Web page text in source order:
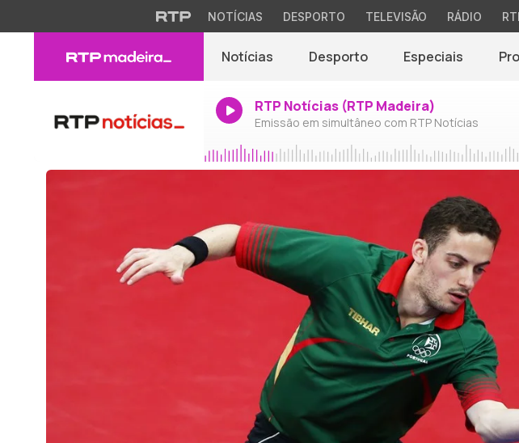
NOTÍCIAS DESPORTO TELEVISÃO RÁDIO
Notícias Desporto Especiais
RTP Notícias (RTP Madeira)
Emissão em simultâneo com RTP Notícias